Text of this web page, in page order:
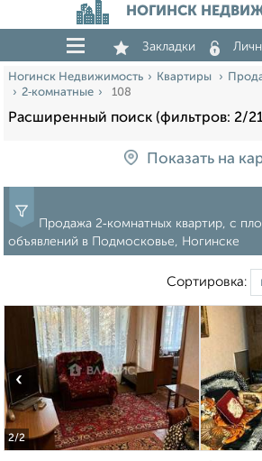
НОГИНСК
Закладки
Ногинск Недвижимость Квартиры
2‑комнатные
108
Расширенный поиск (фильтров: 2/
Показать на
Продажа 2‑комнатных квартир, c
объявлений в Подмосковье, Ногинске
Сортировка:
2/2
‹